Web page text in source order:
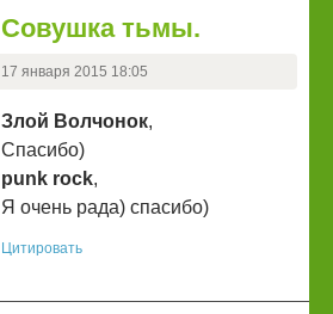
Совушка тьмы.
17 января 2015 18:05
Злой Волчонок,
Спасибо)
punk rock,
Я очень рада) спасибо)
Цитировать